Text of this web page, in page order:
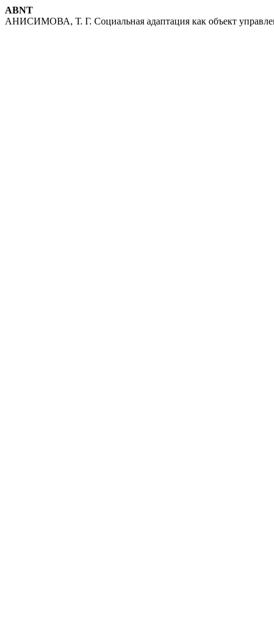
ABNT
АНИСИМОВА, Т. Г. Социальная адаптация как объект